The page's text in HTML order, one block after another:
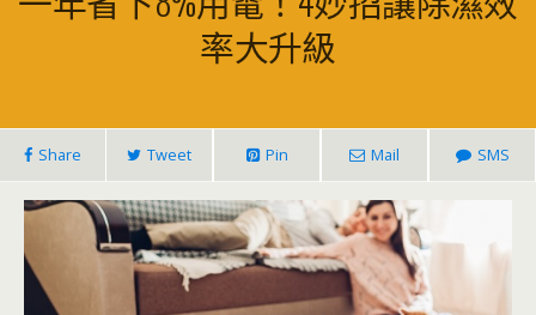
率大升級
Share Tweet Pin Mail SMS